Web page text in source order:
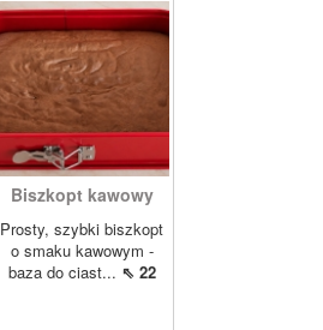
Biszkopt kawowy
Prosty, szybki biszkopt
o smaku kawowym -
baza do ciast... ⇖ 22